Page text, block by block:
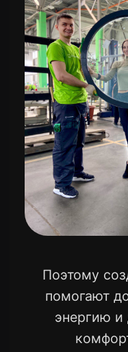
Давайте
о том, что вам
ЗАВОД
Воронежский оконный
крупнейший